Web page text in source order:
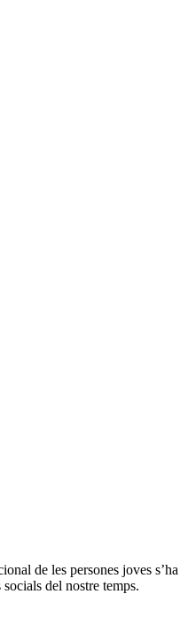
de les persones joves s’ha
del nostre temps.